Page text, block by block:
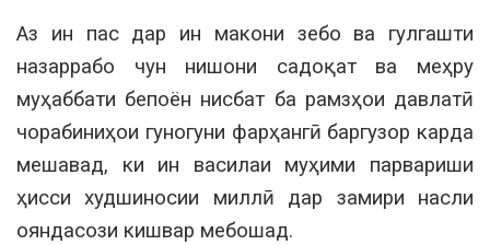
Аз ин пас дар ин макони зебо ва гулгашти
назаррабо чун нишони садоқат ва меҳру
муҳаббати бепоён нисбат ба рамзҳои давлатӣ
чорабиниҳои гуногуни фарҳангӣ баргузор карда
мешавад, ки ин василаи муҳими парвариши
ҳисси худшиносии миллӣ дар замири насли
ояндасози кишвар мебошад.